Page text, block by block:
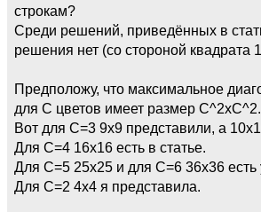
строкам?
Среди решений, приведённых в
решения нет (со стороной квадрата
Предположу, что максимальное
для C цветов имеет размер C^2xC^2.
Вот для C=3 9x9 представили, а
Для С=4 16х16 есть в статье.
Для С=5 25х25 и для C=6 36x36 есть
Для C=2 4x4 я представила.